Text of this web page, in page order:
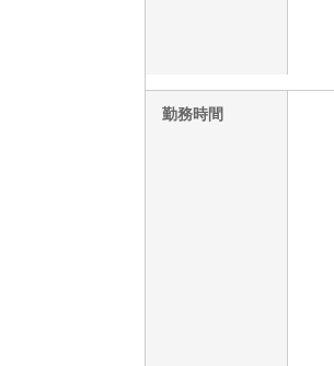
勤務時間